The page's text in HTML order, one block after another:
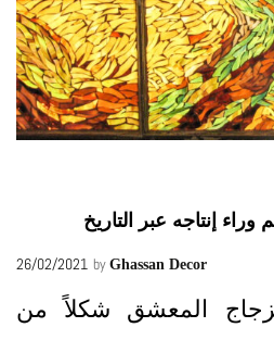
إنتاجه عبر التاريخ
26/02/2021 by Ghassan Decor
المعشق شكلاً من